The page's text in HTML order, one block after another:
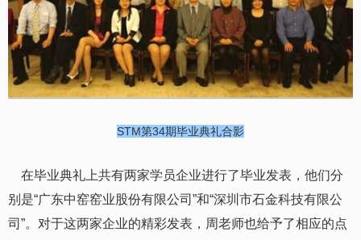
STM第34期毕业典礼合影
在毕业典礼上共有两家学员企业进行了毕业发表，他们分
别是“广东中窑窑业股份有限公司”和“深圳市石金科技有限公
司”。对于这两家企业的精彩发表，周老师也给予了相应的点